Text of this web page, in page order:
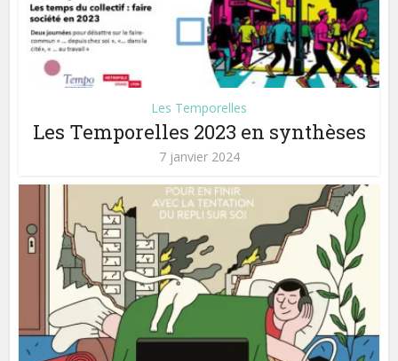
Les Temporelles
Les Temporelles 2023 en synthèses
7 janvier 2024